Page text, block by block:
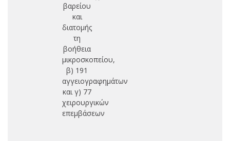
βαρείου
και
διατομής
τη
βοήθεια
μικροσκοπείου,
β) 191
αγγειογραφημάτων
και γ) 77
χειρουργικών
επεμβάσεων